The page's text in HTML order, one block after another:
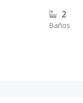
2
Baños